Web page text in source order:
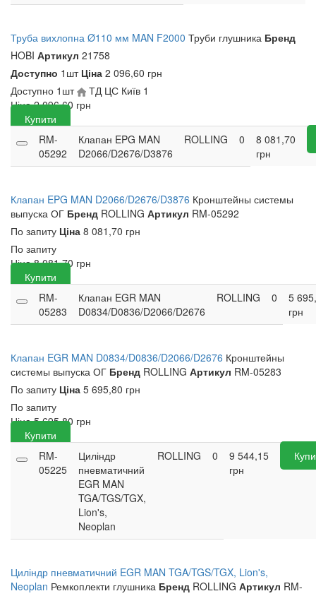
Труба вихлопна Ø110 мм MAN F2000 Труби глушника Бренд
HOBI Артикул 21758
Доступно 1шт Ціна 2 096,60 грн
Доступно 1шт ТД ЦС Київ 1
Ціна 2 096,60 грн
Купити
RM-
05292
Клапан EPG MAN
D2066/D2676/D3876
ROLLING 0
8 081,70
грн
Клапан EPG MAN D2066/D2676/D3876 Кронштейны системы
выпуска ОГ Бренд ROLLING Артикул RM-05292
По запиту Ціна 8 081,70 грн
По запиту
Ціна 8 081,70 грн
Купити
RM-
05283
Клапан EGR MAN
D0834/D0836/D2066/D2676
ROLLING 0
5
грн
Клапан EGR MAN D0834/D0836/D2066/D2676 Кронштейны
системы выпуска ОГ Бренд ROLLING Артикул RM-05283
По запиту Ціна 5 695,80 грн
По запиту
Ціна 5 695,80 грн
Купити
RM-
05225
Циліндр
пневматичний
EGR MAN
TGA/TGS/TGX,
Lion's,
Neoplan
ROLLING 0
9 544,15
грн
Циліндр пневматичний EGR MAN TGA/TGS/TGX, Lion's,
Neoplan Ремкоплекти глушника Бренд ROLLING Артикул RM-